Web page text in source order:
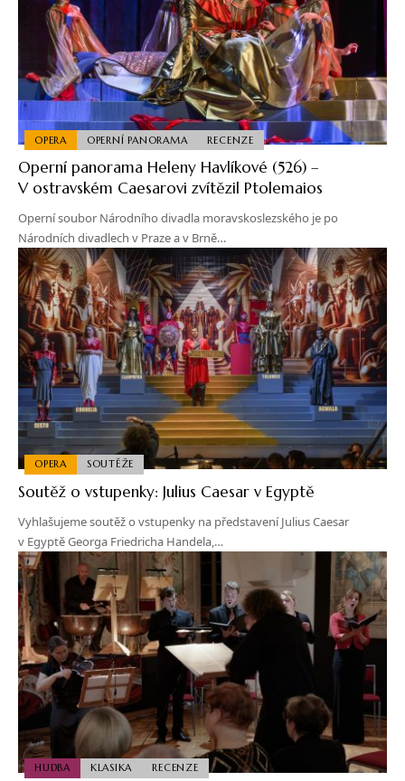
OPERA OPERNÍ PANORAMA RECENZE
Operní panorama Heleny Havlíkové (526) –
V ostravském Caesarovi zvítězil Ptolemaios
Operní soubor Národního divadla moravskoslezského je po
Národních divadlech v Praze a v Brně…
OPERA SOUTĚŽE
Soutěž o vstupenky: Julius Caesar v Egyptě
Vyhlašujeme soutěž o vstupenky na představení Julius Caesar
v Egyptě Georga Friedricha Handela,…
HUDBA KLASIKA RECENZE